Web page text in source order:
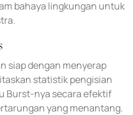
bahaya lingkungan untuk
siap dengan menyerap
statistik pengisian
Burst-nya secara efektif
yang menantang.